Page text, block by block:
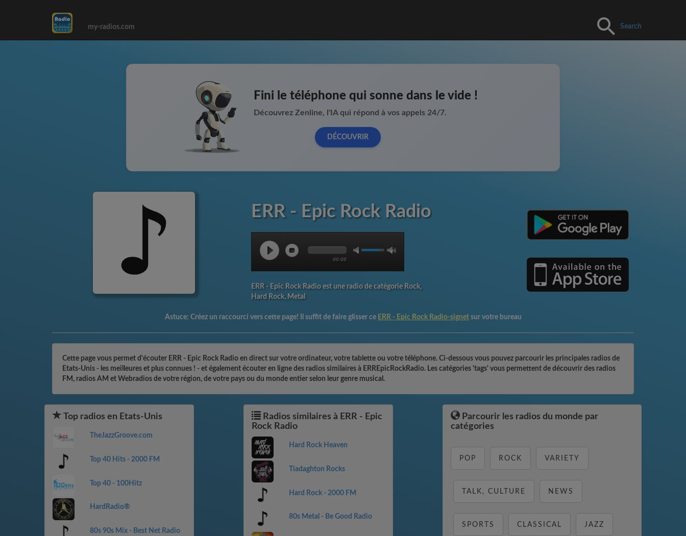
my-radios.com Search
Fini le téléphone qui sonne dans le vide !
Découvrez Zenline, l'IA qui répond à vos appels 24/7.
DÉCOUVRIR
ERR - Epic Rock Radio
00:00
ERR - Epic Rock Radio est une radio de catégorie Rock,
Hard Rock, Metal
Astuce: Créez un raccourci vers cette page! Il suffit de faire glisser ce ERR - Epic Rock Radio-signet sur votre bureau
Cette page vous permet d'écouter ERR - Epic Rock Radio en direct sur votre ordinateur, votre tablette ou votre téléphone. Ci-dessous vous pouvez parcourir les principales radios de
Etats-Unis - les meilleures et plus connues ! - et également écouter en ligne des radios similaires à ERREpicRockRadio. Les catégories 'tags' vous permettent de découvrir des radios
FM, radios AM et Webradios de votre région, de votre pays ou du monde entier selon leur genre musical.
Top radios en Etats-Unis
TheJazzGroove.com
Top 40 Hits - 2000 FM
Top 40 - 100Hitz
HardRadio®
80s 90s Mix - Best Net Radio
Radios similaires à ERR - Epic
Rock Radio
Hard Rock Heaven
Tiadaghton Rocks
Hard Rock - 2000 FM
80s Metal - Be Good Radio
Parcourir les radios du monde par
catégories
POP ROCK VARIETY
TALK, CULTURE NEWS
SPORTS CLASSICAL JAZZ